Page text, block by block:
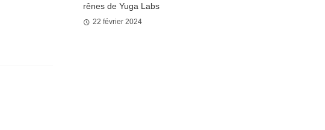
rênes de Yuga Labs
22 février 2024